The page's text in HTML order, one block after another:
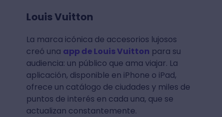
Louis Vuitton
La marca icónica de accesorios lujosos
creó una app de Louis Vuitton para su
audiencia: un público que ama viajar. La
aplicación, disponible en iPhone o iPad,
ofrece un catálogo de ciudades y miles de
puntos de interés en cada una, que se
actualizan constantemente.